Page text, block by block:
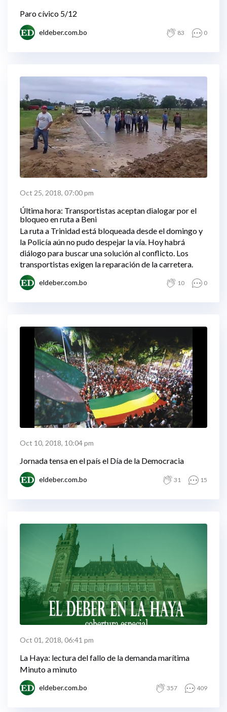
Paro cívico 5/12
eldeber.com.bo 83 0
Oct 25, 2018, 07:00 pm
Última hora: Transportistas aceptan dialogar por el
bloqueo en ruta a Beni
La ruta a Trinidad está bloqueada desde el domingo y
la Policía aún no pudo despejar la vía. Hoy habrá
diálogo para buscar una solución al conflicto. Los
transportistas exigen la reparación de la carretera.
eldeber.com.bo 10 0
Oct 10, 2018, 10:04 pm
Jornada tensa en el país el Día de la Democracia
eldeber.com.bo 31 15
Oct 01, 2018, 06:41 pm
La Haya: lectura del fallo de la demanda marítima
Minuto a minuto
eldeber.com.bo 357 409